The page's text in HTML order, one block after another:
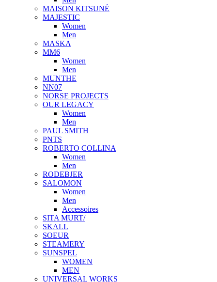
MAISON KITSUNÉ
MAJESTIC
Women
Men
MASKA
MM6
Women
Men
MUNTHE
NN07
NORSE PROJECTS
OUR LEGACY
Women
Men
PAUL SMITH
PNTS
ROBERTO COLLINA
Women
Men
RODEBJER
SALOMON
Women
Men
Accessoires
SITA MURT/
SKALL
SOEUR
STEAMERY
SUNSPEL
WOMEN
MEN
UNIVERSAL WORKS